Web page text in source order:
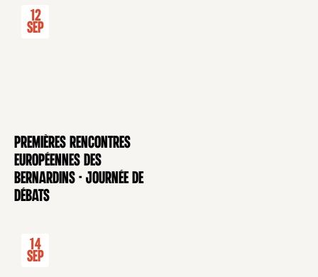
CONFÉRENCE
12
Sep
Premières rencontres
européennes des
Bernardins - Journée de
débats
14
Sep